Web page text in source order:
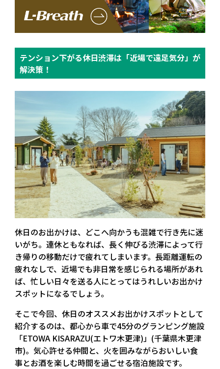
テンション下がる休日渋滞は「近場で遠足気分」が
解決策！
休日のお出かけは、どこへ向かうも混雑で行き先に迷
いがち。連休ともなれば、長く伸びる渋滞によって行
き帰りの移動だけで疲れてしまいます。長距離運転の
疲れなしで、近場でも非日常を感じられる場所があれ
ば、忙しい日々を送る人にとってはうれしいお出かけ
スポットになるでしょう。
そこで今回、休日のオススメお出かけスポットとして
紹介するのは、 都心から車で45分のグランピング施設
「ETOWA KISARAZU(エトワ木更津)」 (千葉県木更津
市)。気心許せる仲間と、火を囲みながらおいしい食
事とお酒を楽しむ時間を過ごせる宿泊施設です。